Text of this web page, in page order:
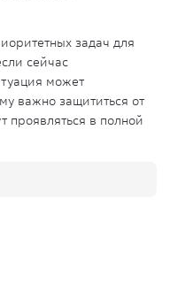
задач для
сейчас
может
важно защититься от
проявляться в полной